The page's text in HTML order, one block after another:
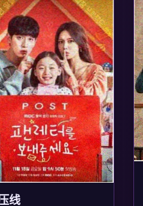
线